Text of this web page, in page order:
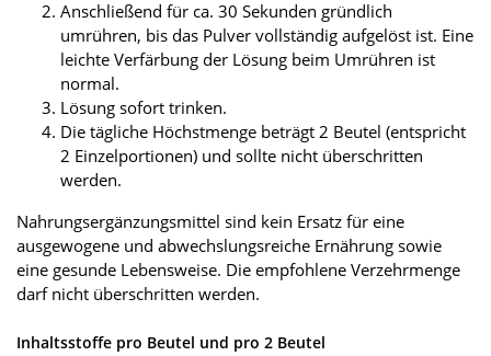
Anschließend für ca. 30 Sekunden gründlich
umrühren, bis das Pulver vollständig aufgelöst ist. Eine
leichte Verfärbung der Lösung beim Umrühren ist
normal.
Lösung sofort trinken.
Die tägliche Höchstmenge beträgt 2 Beutel (entspricht
2 Einzelportionen) und sollte nicht überschritten
werden.
Nahrungsergänzungsmittel sind kein Ersatz für eine
ausgewogene und abwechslungsreiche Ernährung sowie
eine gesunde Lebensweise. Die empfohlene Verzehrmenge
darf nicht überschritten werden.
Inhaltsstoffe pro Beutel und pro 2 Beutel